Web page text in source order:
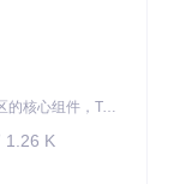
作为 Ascend for PyTorch 社区的核心组件，TorchNPU 是昇腾专为 PyTorch 打造的深度学习适配插件，使 PyTorch 框架能够直接调用昇腾 NPU，为开发者提供昇腾 AI 处理器的超强算力。
1.26 K